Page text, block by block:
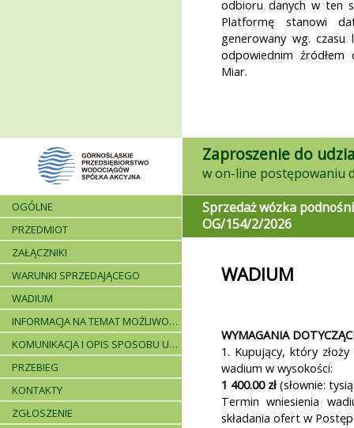
odbioru danych w ten
Platformę stanowi
generowany wg. czasu
odpowiednim źródłem
Miar.
Zaproszenie do
OGÓLNE
PRZEDMIOT
ZAŁĄCZNIKI
WARUNKI SPRZEDAJĄCEGO
WADIUM
INFORMACJA NA TEMAT MOŻLIWOŚCI SKŁADANIA JEDNEJ OFERTY PRZEZ DWA LUB WIĘCEJ PODMIOTÓW ORAZ UCZESTNICTWA PODWYKONAWCÓW
KOMUNIKACJA I OPIS SPOSOBU UDZIELANIA WYJAŚNIEŃ
PRZEBIEG
KONTAKTY
ZGŁOSZENIE
Sprzedaż wózka
OG/154/2/2026
WADIUM
WYMAGANIA
1. Kupujący, który
wadium w wysokości:
1 400.00 zł(słownie:
Termin wniesienia
składania ofert w